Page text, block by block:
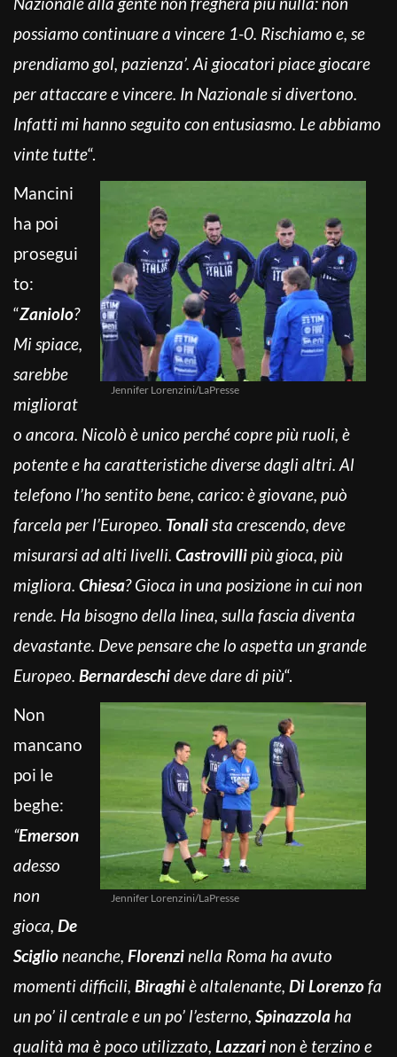
possiamo continuare a vincere 1-0. Rischiamo e, se
prendiamo gol, pazienza’. Ai giocatori piace giocare
per attaccare e vincere. In Nazionale si divertono.
Infatti mi hanno seguito con entusiasmo. Le abbiamo
vinte tutte“.
Jennifer Lorenzini/LaPresse
Mancini
ha poi
prosegui
to:
“Zaniolo?
Mi spiace,
sarebbe
migliorat
o ancora. Nicolò è unico perché copre più ruoli, è
potente e ha caratteristiche diverse dagli altri. Al
telefono l’ho sentito bene, carico: è giovane, può
farcela per l’Europeo. Tonalista crescendo, deve
misurarsi ad alti livelli. Castrovillipiù gioca, più
migliora. Chiesa? Gioca in una posizione in cui non
rende. Ha bisogno della linea, sulla fascia diventa
devastante. Deve pensare che lo aspetta un grande
Europeo. Bernardeschideve dare di più“.
Jennifer Lorenzini/LaPresse
Non
mancano
poi le
beghe:
“Emerson
adesso
non
gioca, De
Sciglioneanche, Florenzinella Roma ha avuto
momenti difficili, Biraghiè altalenante, Di Lorenzofa
un po’ il centrale e un po’ l’esterno, Spinazzola ha
qualità ma è poco utilizzato, Lazzarinon è terzino e